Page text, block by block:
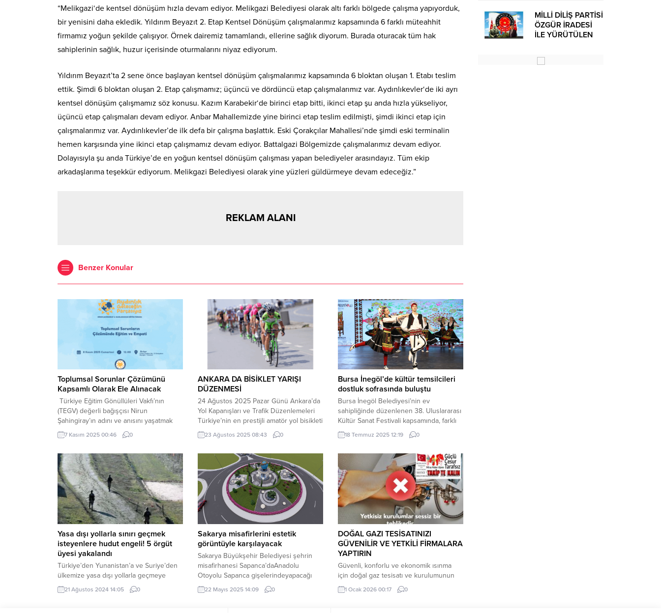
“Melikgazi‘de kentsel dönüşüm hızla devam ediyor. Melikgazi Belediyesi olarak altı farklı bölgede çalışma yapıyorduk,
bir yenisini daha ekledik. Yıldırım Beyazıt 2. Etap Kentsel Dönüşüm çalışmalarımız kapsamında 6 farklı müteahhit
firmamız yoğun şekilde çalışıyor. Örnek dairemiz tamamlandı, ellerine sağlık diyorum. Burada oturacak tüm hak
sahiplerinin sağlık, huzur içerisinde oturmalarını niyaz ediyorum.
Yıldırım Beyazıt’ta 2 sene önce başlayan kentsel dönüşüm çalışmalarımız kapsamında 6 bloktan oluşan 1. Etabı teslim
ettik. Şimdi 6 bloktan oluşan 2. Etap çalışmamız; üçüncü ve dördüncü etap çalışmalarımız var. Aydınlıkevler‘de iki ayrı
kentsel dönüşüm çalışmamız söz konusu. Kazım Karabekir‘de birinci etap bitti, ikinci etap şu anda hızla yükseliyor,
üçüncü etap çalışmaları devam ediyor. Anbar Mahallemizde yine birinci etap teslim edilmişti, şimdi ikinci etap için
çalışmalarımız var. Aydınlıkevler’de ilk defa bir çalışma başlattık. Eski Çorakçılar Mahallesi’nde şimdi eski terminalin
hemen karşısında yine ikinci etap çalışmamız devam ediyor. Battalgazi Bölgemizde çalışmalarımız devam ediyor.
Dolayısıyla şu anda Türkiye’de en yoğun kentsel dönüşüm çalışması yapan belediyeler arasındayız. Tüm ekip
arkadaşlarıma teşekkür ediyorum. Melikgazi Belediyesi olarak yine yüzleri güldürmeye devam edeceğiz.”
REKLAM ALANI
Benzer Konular
Toplumsal Sorunlar Çözümünü
Kapsamlı Olarak Ele Alınacak
Türkiye Eğitim Gönüllüleri Vakfı’nın
(TEGV) değerli bağışçısı Nirun
Şahingiray’ın adını ve anısını yaşatmak
için düzenlediği Nirun Şahingiray
Uluslararası Eğitim Forumu’nun 6’ncısı, 8
“Aydınlık Geleceğin Parçasıyız!”
sloganıyla düzenlenen forumda nitelikli
eğitim, empati, hoşgörü ve sosyal
sorumluluk bilincinin; toplumsal
sorunların çözümünde oynadığı rolü ve
geleceği aydınlatma gücü ele alınacak.
Bir...
7 Kasım 2025 00:46 0
ANKARA DA BİSİKLET YARIŞI
DÜZENMESİ
24 Ağustos 2025 Pazar Günü Ankara’da
Yol Kapanışları ve Trafik Düzenlemeleri
Türkiye’nin en prestijli amatör yol bisikleti
yarışlarından Maximum Gran Fondo
Başkent, 24 Ağustos 2025 Pazar günü
Ankara Büyükşehir Belediyesi, Gençlik
ve Spor Bakanlığı, Ankara Gençlik ve
Spor İl Müdürlüğü ve Türkiye Bisiklet
Federasyonu katkılarıyla, 78...
23 Ağustos 2025 08:43 0
Bursa İnegöl’de kültür temsilcileri
dostluk sofrasında buluştu
Bursa İnegöl Belediyesi’nin ev
sahipliğinde düzenlenen 38. Uluslararası
Kültür Sanat Festivali kapsamında, farklı
kültürlerin temsilcileri İnegöl’de dostluk
sofrasında buluştu. BURSA (İGFA) –
düzenlediği 38. Uluslararası Kültür Sanat
Festivali’nin beşinci gecesi de
İnegöllülere unutulmaz anlar yaşattı.
Hemşehri derneklerinin çadırlarında
devam eden kültür şöleni, 10 farklı
ülkeden gelen halk...
18 Temmuz 2025 12:19 0
Yasa dışı yollarla sınırı geçmek
isteyenlere hudut engeli! 5 örgüt
üyesi yakalandı
Türkiye’den Yunanistan’a ve Suriye’den
ülkemize yasa dışı yollarla geçmeye
çalışan 5 şahıs, hudut birlikleri tarafından
yakalandı. ANKARA (İGFA) –Milli Savunma
21 Ağustos 2024 14:05 0
Sakarya misafirlerini estetik
görüntüyle karşılayacak
Sakarya Büyükşehir Belediyesi şehrin
misafirhanesi Sapanca’daAnadolu
Otoyolu Sapanca gişelerindeyapacağı
dönel kavşağı peyzaj, ışıklandırma ve
çevre düzenlemesi çalışmasıyla şehre
22 Mayıs 2025 14:09 0
DOĞAL GAZI TESİSATINIZI
GÜVENİLİR VE YETKİLİ FİRMALARA
YAPTIRIN
Güvenli, konforlu ve ekonomik ısınma
için doğal gaz tesisatı ve kurulumunun
emin ellere teslim edilmesi gerekiyor.
Üçay Mühendislik Operasyon Direktörü
1 Ocak 2026 00:17 0
Basın Açıklaması
MİLLİ DİLİŞ PARTİSİ
ÖZGÜR İRADESİ
İLE YÜRÜTÜLEN
OLUŞUMUDUR